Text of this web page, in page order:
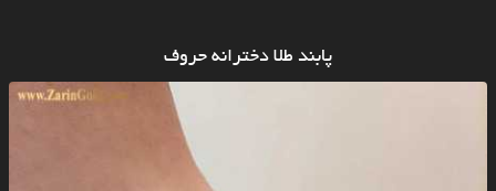
پابند طلا دخترانه حروف